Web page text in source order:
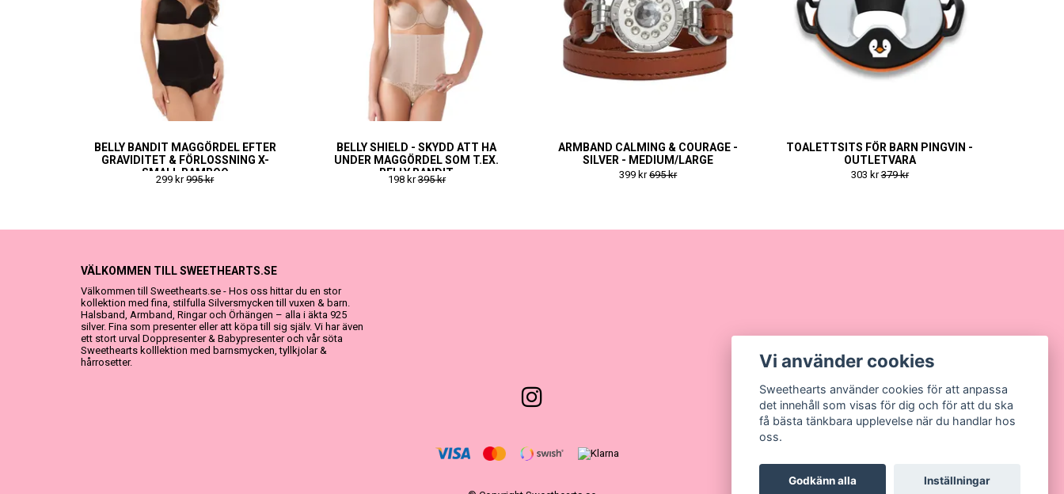
BELLY BANDIT MAGGÖRDEL EFTER
GRAVIDITET & FÖRLOSSNING X-
SMALL BAMBOO
299 kr995 kr
BELLY SHIELD - SKYDD ATT HA
UNDER MAGGÖRDEL SOM T.EX.
BELLY BANDIT
198 kr395 kr
ARMBAND CALMING & COURAGE -
SILVER - MEDIUM/LARGE
399 kr695 kr
TOALETTSITS FÖR BARN PINGVIN -
OUTLETVARA
303 kr379 kr
VÄLKOMMEN TILL SWEETHEARTS.SE
Välkommen till Sweethearts.se - Hos oss hittar du en stor
kollektion med fina, stilfulla Silversmycken till vuxen & barn.
Halsband, Armband, Ringar och Örhängen – alla i äkta 925
silver. Fina som presenter eller att köpa till sig själv. Vi har även
ett stort urval Doppresenter & Babypresenter och vår söta
Sweethearts kolllektion med barnsmycken, tyllkjolar &
hårrosetter.
Vi använder cookies
Sweethearts använder cookies för att anpassa
det innehåll som visas för dig och för att du ska
få bästa tänkbara upplevelse när du handlar hos
oss.
Godkänn alla Inställningar